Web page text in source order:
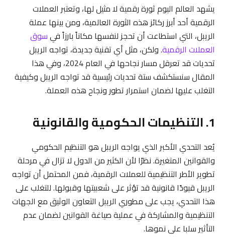
يشهد العالم اليوم ثورة رقمية لا مثيل لها، وتعتبر العملات
الرقمية أحد أبرز ركائز هذه الثورة العالمية، ومن بينها عملة
الريبل، التي استطاعت أن تحجز لنفسها مكاناً بارزاً فيسوق
العملات الرقمية. ولكن، مثل أي تقنية جديدة، تواجه الريبل
تحديات قد تعرقل مسار نجاحها في العام 2024، وفي هذا
المقال سنستكشف ستة تحديات رئيسية قد تواجه الريبل وكيفية
التغلب عليها لضمان استمرار تطور ونجاح هذه العملة.
1. التنظيمات الحكومية والقانونية
يُعد التحدي الأكبر الذي يواجه الريبل هو التنظيم الحكومي
والقوانين المتغيرة. نظرًا لأن الكثير من الدول لا تزال في مرحلة
تطوير الأطر التنظيمية للعملات الرقمية، فمن المحتمل أن تواجه
الريبل قيودًا قانونية قد تؤثر على شعبيتها وقبولها. للتغلب على
هذا التحدي، يجب على مطوري الريبل التعاون الوثيق مع الجهات
التنظيمية والمشاركة في عملية صياغة القوانين لضمان عدم
التأثير سلبا على نموها.